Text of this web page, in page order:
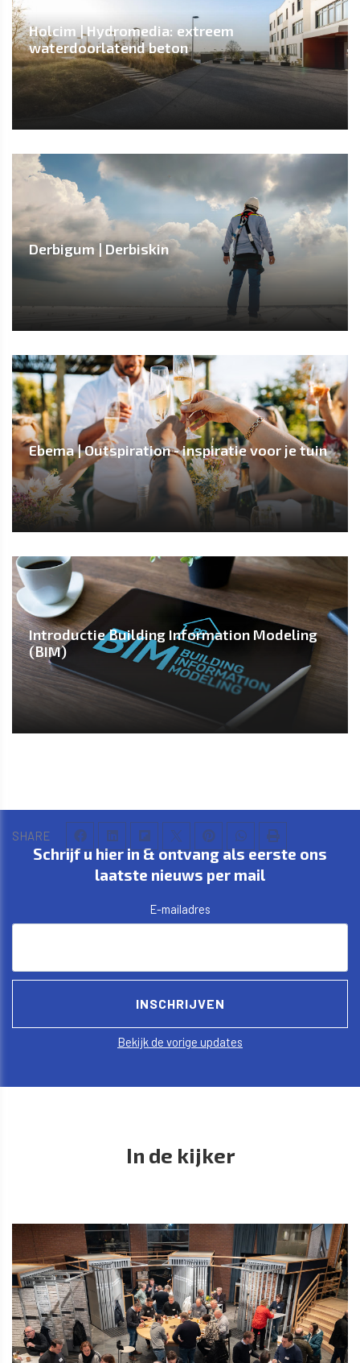
SHARE
Holcim | Hydromedia: extreem
waterdoorlatend beton
Derbigum | Derbiskin
Ebema | Outspiration - inspiratie voor je tuin
Introductie Building Information Modeling
(BIM)
Schrijf u hier in & ontvang als eerste ons
laatste nieuws per mail
E-mailadres
Bekijk de vorige updates
In de kijker